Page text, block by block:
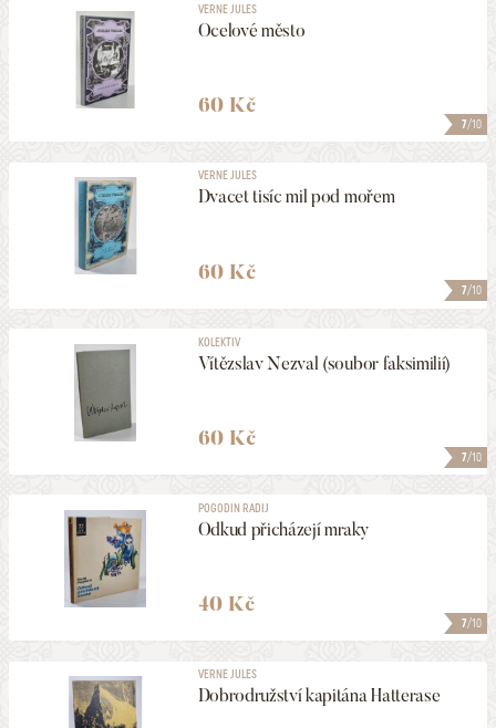
7/10
VERNE JULES
Ocelové město
60 Kč
7/10
VERNE JULES
Dvacet tisíc mil pod mořem
60 Kč
7/10
KOLEKTIV
Vítězslav Nezval (soubor faksimilií)
60 Kč
7/10
POGODIN RADIJ
Odkud přicházejí mraky
40 Kč
VERNE JULES
Dobrodružství kapitána Hatterase